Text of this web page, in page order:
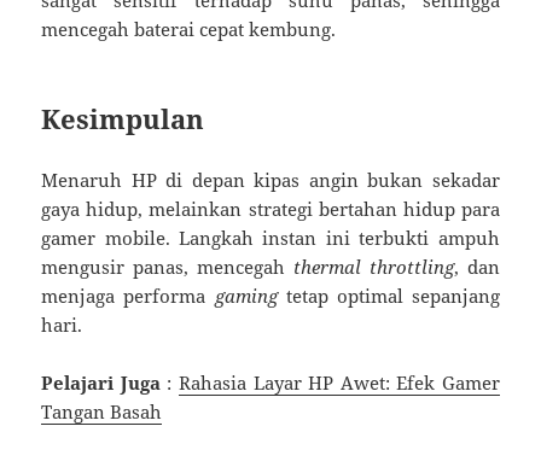
mencegah baterai cepat kembung.
Kesimpulan
Menaruh HP di depan kipas angin bukan sekadar
gaya hidup, melainkan strategi bertahan hidup para
gamer mobile. Langkah instan ini terbukti ampuh
mengusir panas, mencegah thermal throttling, dan
menjaga performa gamingtetap optimal sepanjang
hari.
Pelajari Juga : Rahasia Layar HP Awet: Efek Gamer
Tangan Basah